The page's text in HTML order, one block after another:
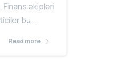
Finans ekipleri
bu...
Read more